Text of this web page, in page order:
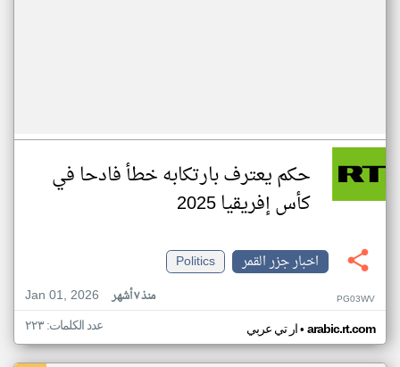
حكم يعترف بارتكابه خطأ فادحا في
كأس إفريقيا 2025
اخبار جزر القمر
Politics
Jan 01, 2026
منذ ٧ أشهر PG03WV
ار تي عربي• arabic.rt.com عدد الكلمات: ٢٢٣